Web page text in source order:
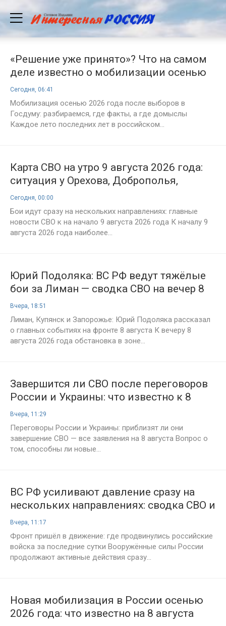
«Решение уже принято»? Что на самом
деле известно о мобилизации осенью
2026 года. Указ № 419, взломанный
канал и осенние выборы: откуда растут
слухи о мобилизации
Сегодня, 06:41
Мобилизация осенью 2026 года после выборов в
Госдуму: разбираемся, где факты, а где домыслы
Каждое лето последних лет в российском...
Карта СВО на утро 9 августа 2026 года:
ситуация у Орехова, Доброполья,
Купянска и Харькова
Сегодня, 00:00
Бои идут сразу на нескольких направлениях: главные
новости СВО к на начало 9 августа 2026 года К началу 9
августа 2026 года наиболее...
Юрий Подоляка: ВС РФ ведут тяжёлые
бои за Лиман — сводка СВО на вечер 8
августа
Вчера, 18:51
Лиман, Купянск и Запорожье: Юрий Подоляка рассказал
о главных событиях на фронте 8 августа К вечеру 8
августа 2026 года обстановка в зоне...
Завершится ли СВО после переговоров
России и Украины: что известно к 8
августа 2026 года
Вчера, 11:29
Переговоры России и Украины: приблизят ли они
завершение СВО — все заявления на 8 августа Вопрос о
том, способны ли новые...
ВС РФ усиливают давление сразу на
нескольких направлениях: сводка СВО и
карта боевых действий на 8 августа
2026 года
Вчера, 11:17
Фронт пришёл в движение: где продвинулись российские
войска за последние сутки Вооружённые силы России
продолжают активные действия сразу...
Новая мобилизация в России осенью
2026 года: что известно на 8 августа